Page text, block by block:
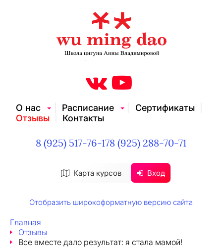
О нас Расписание
Сертификаты
Отзывы
Контакты
Карта курсов Вход
8 (925) 517-76-178 (925) 288-70-71
Отобразить широкоформатную версию сайта
Главная
Отзывы
Все вместе дало результат: я стала мамой!